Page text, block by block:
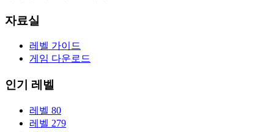
자료실
레벨 가이드
게임 다운로드
인기 레벨
레벨 80
레벨 279